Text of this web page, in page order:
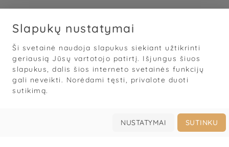
Slapukų nustatymai
Ši svetainė naudoja slapukus siekiant užtikrinti
geriausią Jūsų vartotojo patirtį. Išjungus šiuos
slapukus, dalis šios interneto svetainės funkcijų
gali neveikti. Norėdami tęsti, privalote duoti
sutikimą.
NUSTATYMAI SUTINKU